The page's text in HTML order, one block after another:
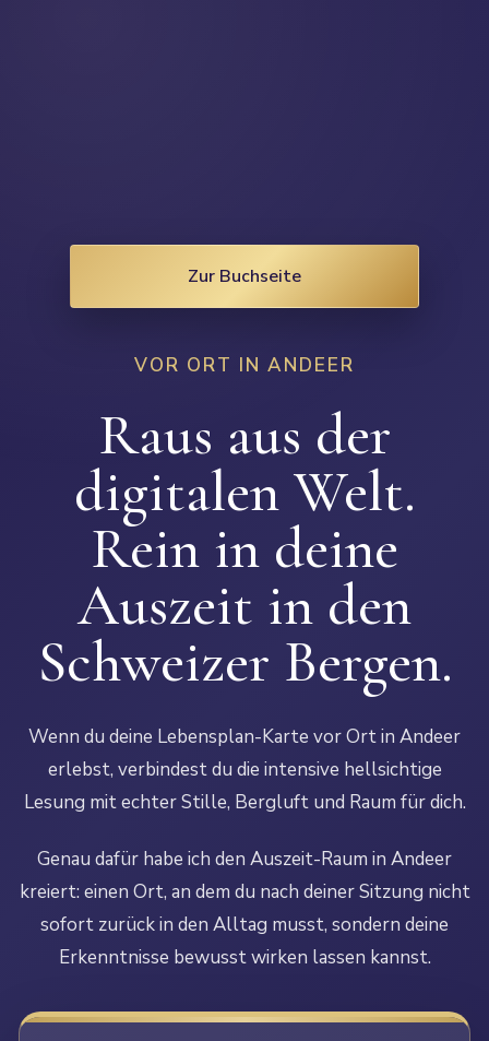
VOR ORT IN ANDEER
Raus aus der
digitalen Welt.
Rein in deine
Auszeit in den
Schweizer Bergen.
Wenn du deine Lebensplan-Karte vor Ort in Andeer
erlebst, verbindest du die intensive hellsichtige
Lesung mit echter Stille, Bergluft und Raum für dich.
Genau dafür habe ich den Auszeit-Raum in Andeer
kreiert: einen Ort, an dem du nach deiner Sitzung nicht
sofort zurück in den Alltag musst, sondern deine
Erkenntnisse bewusst wirken lassen kannst.
Zur Buchseite